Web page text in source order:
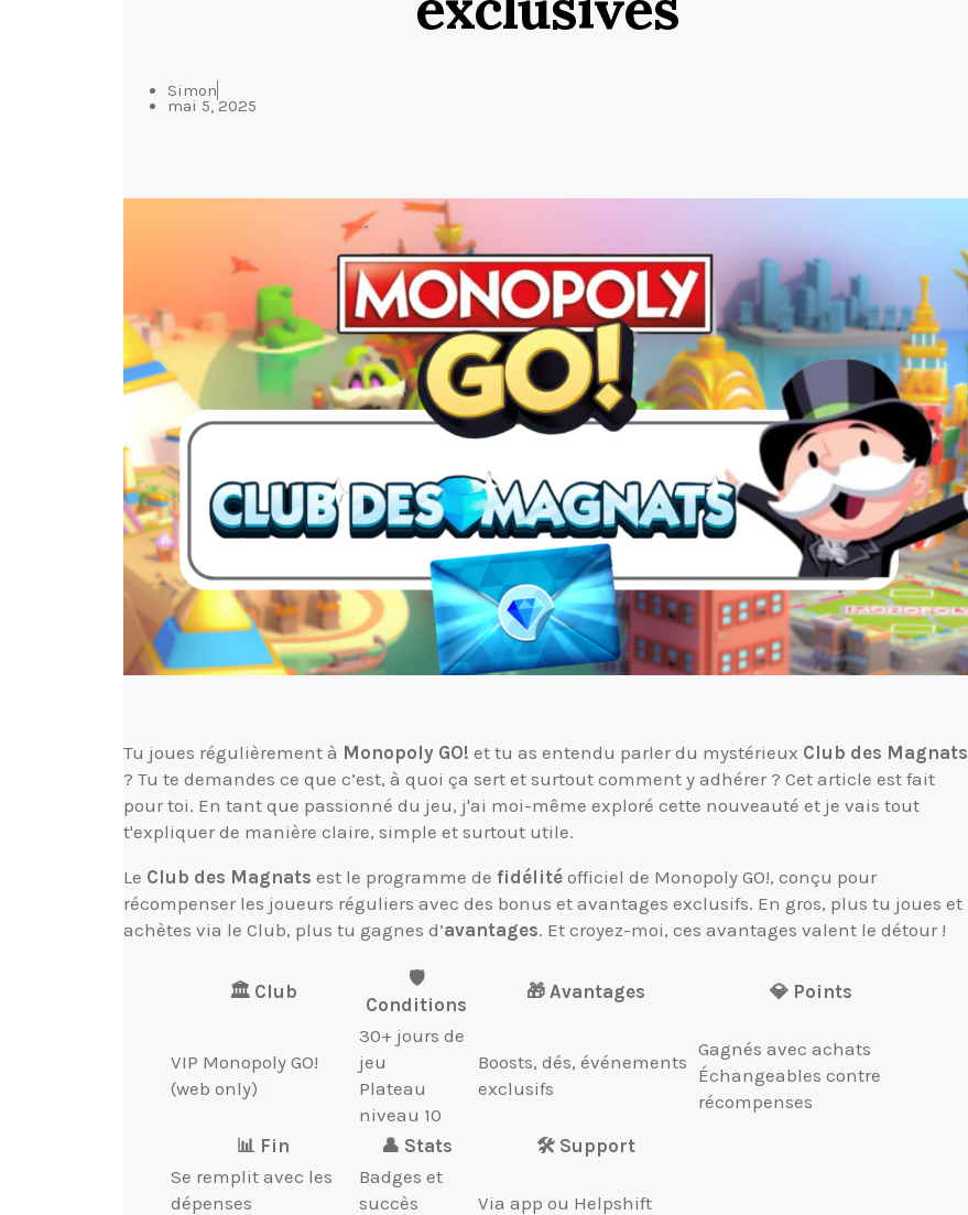
Simon
mai 5, 2025
Tu joues régulièrement à Monopoly GO! et tu as entendu parler du mystérieux Club des Magnats
? Tu te demandes ce que c’est, à quoi ça sert et surtout comment y adhérer ? Cet article est fait
pour toi. En tant que passionné du jeu, j'ai moi-même exploré cette nouveauté et je vais tout
t'expliquer de manière claire, simple et surtout utile.
Le Club des Magnats est le programme de fidélité officiel de Monopoly GO!, conçu pour
récompenser les joueurs réguliers avec des bonus et avantages exclusifs. En gros, plus tu joues et
achètes via le Club, plus tu gagnes d’avantages. Et croyez-moi, ces avantages valent le détour !
🏛️ Club
🛡️
Conditions
🎁 Avantages 💎 Points
VIP Monopoly GO!
(web only)
30+ jours de
jeu
Plateau
niveau 10
Boosts, dés, événements
exclusifs
Gagnés avec achats
Échangeables contre
récompenses
📊 Fin
👤 Stats
🛠️ Support
Se remplit avec les
dépenses
Badges et
succès
Via app ou Helpshift